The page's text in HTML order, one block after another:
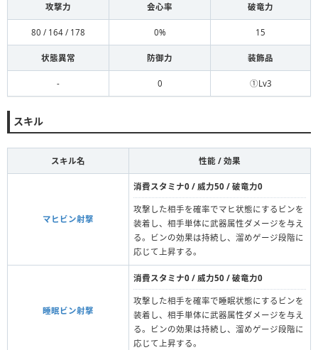
攻撃力 会心率 破竜力
80 / 164 / 178 0% 15
状態異常 防御力 装飾品
- 0 ①Lv3
スキル
スキル名 性能 / 効果
マヒビン射撃
消費スタミナ0 / 威力50 / 破竜力0
攻撃した相手を確率でマヒ状態にするビンを
装着し、相手単体に武器属性ダメージを与え
る。ビンの効果は持続し、溜めゲージ段階に
応じて上昇する。
睡眠ビン射撃
消費スタミナ0 / 威力50 / 破竜力0
攻撃した相手を確率で睡眠状態にするビンを
装着し、相手単体に武器属性ダメージを与え
る。ビンの効果は持続し、溜めゲージ段階に
応じて上昇する。